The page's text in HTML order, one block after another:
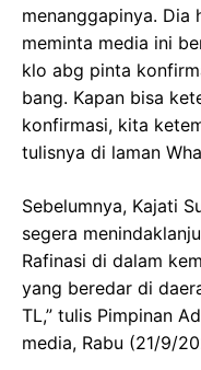
menanggapinya. Dia
meminta media ini
klo abg pinta
bang. Kapan bisa
konfirmasi, kita
tulisnya di laman
Sebelumnya, Kajati
segera
Rafinasi di dalam
yang beredar di
TL,” tulis Pimpinan
media, Rabu (21/9/